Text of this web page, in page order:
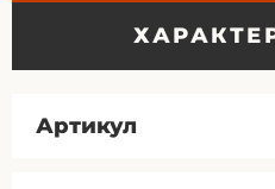
Артикул